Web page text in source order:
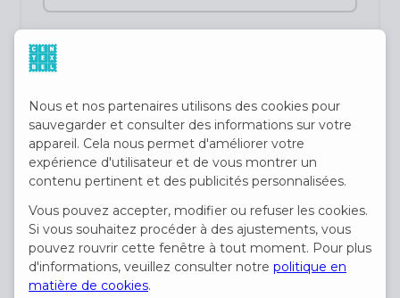
profil du candidat
Nous et nos partenaires utilisons des cookies pour
sauvegarder et consulter des informations sur votre
appareil. Cela nous permet d'améliorer votre
expérience d'utilisateur et de vous montrer un
contenu pertinent et des publicités personnalisées.
Vous pouvez accepter, modifier ou refuser les cookies.
Si vous souhaitez procéder à des ajustements, vous
pouvez rouvrir cette fenêtre à tout moment. Pour plus
d'informations, veuillez consulter notre politique en
matière de cookies.